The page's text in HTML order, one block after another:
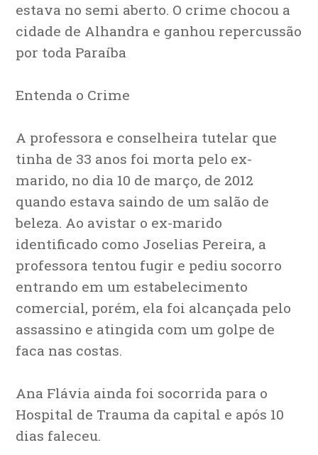
estava no semi aberto. O crime chocou a
cidade de Alhandra e ganhou repercussão
por toda Paraíba
Entenda o Crime
A professora e conselheira tutelar que
tinha de 33 anos foi morta pelo ex-
marido, no dia 10 de março, de 2012
quando estava saindo de um salão de
beleza. Ao avistar o ex-marido
identificado como Joselias Pereira, a
professora tentou fugir e pediu socorro
entrando em um estabelecimento
comercial, porém, ela foi alcançada pelo
assassino e atingida com um golpe de
faca nas costas.
Ana Flávia ainda foi socorrida para o
Hospital de Trauma da capital e após 10
dias faleceu.